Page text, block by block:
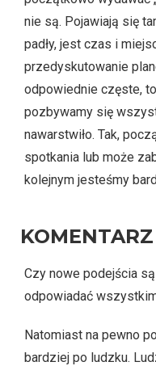
nie są. Pojawiają się
padły, jest czas i
przedyskutowanie
odpowiednie częste,
pozbywamy się
nawarstwiło. Tak,
spotkania lub może
kolejnym jesteśmy
Czy nowe podejścia
odpowiadać
Natomiast na pewno
bardziej po ludzku.